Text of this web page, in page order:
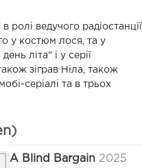
ведучого радіостанції,
у костюм лося, та у
літа" і у серії
зіграв Ніла, також
серіалі та в трьох
A Blind Bargain 2025